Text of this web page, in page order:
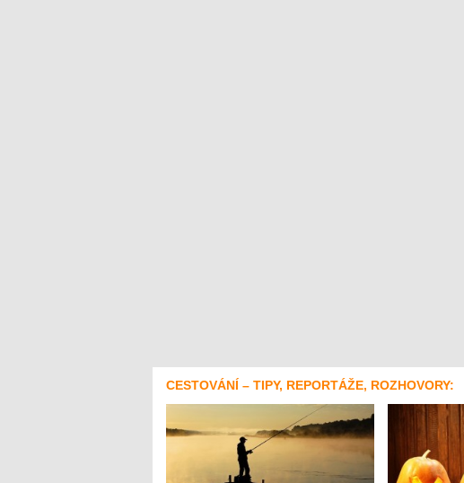
CESTOVÁNÍ – TIPY, REPORTÁŽE, ROZHOVORY: